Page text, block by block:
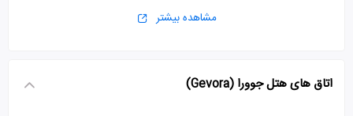
مشاهده بیشتر
اتاق های هتل جوورا (Gevora)